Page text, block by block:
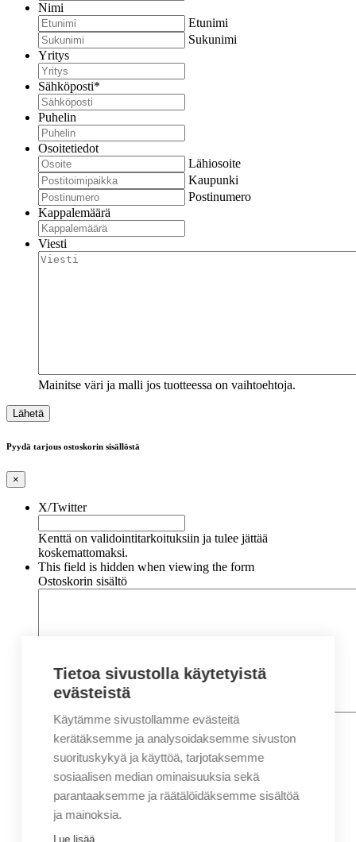
Nimi
Etunimi
Sukunimi
Yritys
Sähköposti*
Puhelin
Osoitetiedot
Lähiosoite
Kaupunki
Postinumero
Kappalemäärä
Viesti
Mainitse väri ja malli jos tuotteessa on vaihtoehtoja.
Pyydä tarjous ostoskorin sisällöstä
×
X/Twitter
Kenttä on validointitarkoituksiin ja tulee jättää
koskemattomaksi.
This field is hidden when viewing the form
Ostoskorin sisältö
Nimi*
Etunimi
Sukunimi
Sähköposti*
Puhelin*
Tietoa sivustolla käytetyistä
evästeistä
Käytämme sivustollamme evästeitä
kerätäksemme ja analysoidaksemme sivuston
suorituskykyä ja käyttöä, tarjotaksemme
sosiaalisen median ominaisuuksia sekä
parantaaksemme ja räätälöidäksemme sisältöä
ja mainoksia.
Lue lisää